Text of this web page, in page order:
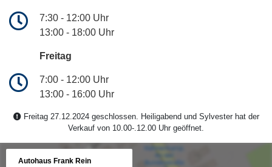
7:30 - 12:00 Uhr
13:00 - 18:00 Uhr
Freitag
7:00 - 12:00 Uhr
13:00 - 16:00 Uhr
Freitag 27.12.2024 geschlossen. Heiligabend und Sylvester hat der
Verkauf von 10.00-.12.00 Uhr geöffnet.
Autohaus Frank Rein